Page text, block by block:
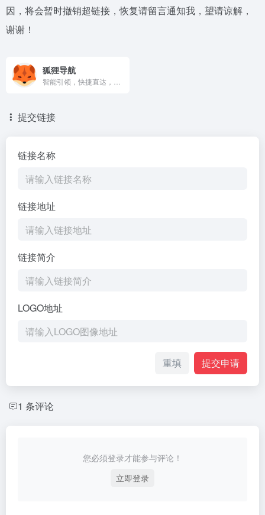
因，将会暂时撤销超链接，恢复请留言通知我，望请谅解，
谢谢！
狐狸导航
提交链接
链接名称
链接地址
链接简介
LOGO地址
重填 提交申请
1 条评论
您必须登录才能参与评论！
立即登录